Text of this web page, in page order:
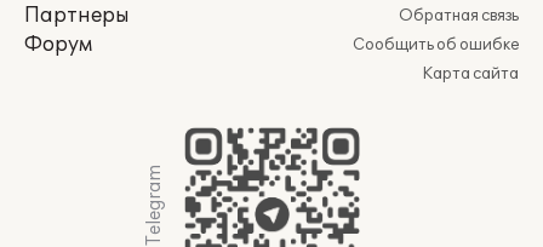
Партнеры
Форум
Обратная связь
Сообщить об ошибке
Карта сайта